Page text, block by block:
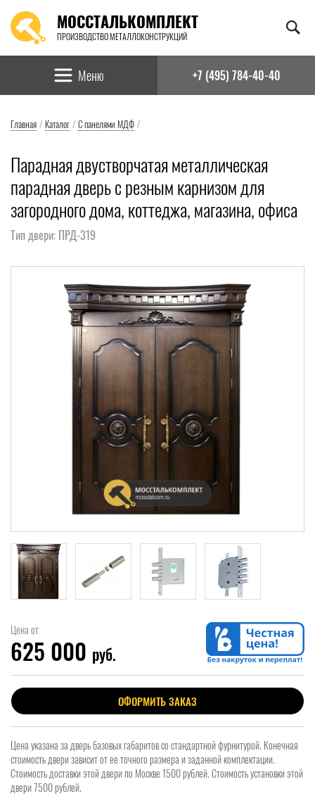
МОССТАЛЬКОМПЛЕКТ
ПРОИЗВОДСТВО МЕТАЛЛОКОНСТРУКЦИЙ
Найти:
Меню +7 (495) 784-40-40
Главная / Каталог / С панелями МДФ /
Парадная двустворчатая металлическая
парадная дверь с резным карнизом для
загородного дома, коттеджа, магазина, офиса
Тип двери: ПРД-319
Цена от
625 000 руб.
ОФОРМИТЬ ЗАКАЗ
Цена указана за дверь базовых габаритов со стандартной фурнитурой. Конечная
стоимость двери зависит от ее точного размера и заданной комплектации.
Стоимость доставки этой двери по Москве 1500 рублей. Стоимость установки этой
двери 7500 рублей.